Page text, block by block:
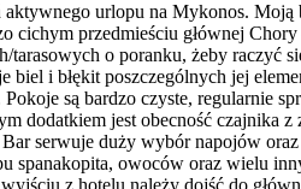
urlopu na Mykonos.
cichym przedmieściu głównej
o poranku, żeby raczyć
i błękit poszczególnych jej
są bardzo czyste, regularnie
jest obecność czajnika
serwuje duży wybór napojów
spanakopita, owoców oraz wielu
z hotelu należy dojść do